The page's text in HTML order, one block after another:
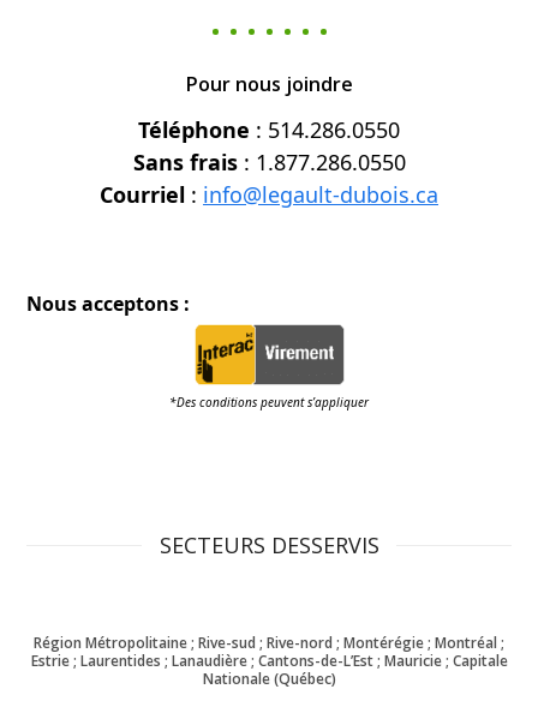
Pour nous joindre
Téléphone : 514.286.0550
Sans frais: 1.877.286.0550
Courriel : info@legault-dubois.ca
Nous acceptons :
*Des conditions peuvent s’appliquer
SECTEURS DESSERVIS
Région Métropolitaine ; Rive-sud ; Rive-nord ; Montérégie ; Montréal ;
Estrie ; Laurentides ; Lanaudière ; Cantons-de-L’Est ; Mauricie ; Capitale
Nationale (Québec)